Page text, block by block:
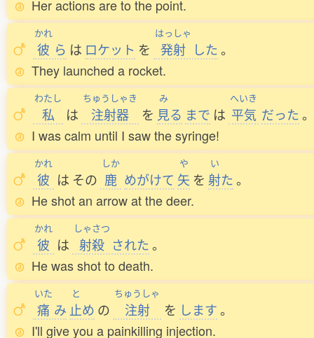
Her actions are to the point.
かれ
彼 ら は ロケット を
はっしゃ
発射 した。
They launched a rocket.
わたし
私 は
ちゅうしゃき
注射器 を
み
見る まで は
へいき
平気 だった。
I was calm until I saw the syringe!
かれ
彼 は その
しか
鹿 めがけて
や
矢 を
い
射た。
He shot an arrow at the deer.
かれ
彼 は
しゃさつ
射殺 された。
He was shot to death.
いた
痛 み
と
止め の
ちゅうしゃ
注射 を します。
I'll give you a painkilling injection.